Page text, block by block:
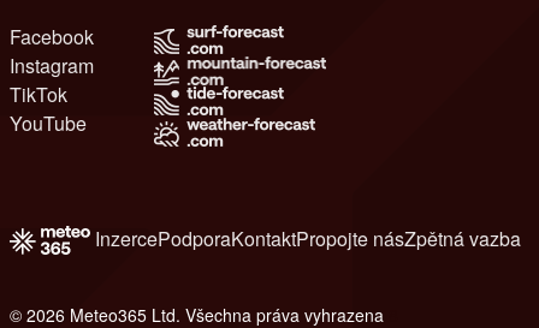
Facebook
Instagram
TikTok
YouTube
InzercePodporaKontaktPropojte násZpětná vazba
© 2026 Meteo365 Ltd. Všechna práva vyhrazena